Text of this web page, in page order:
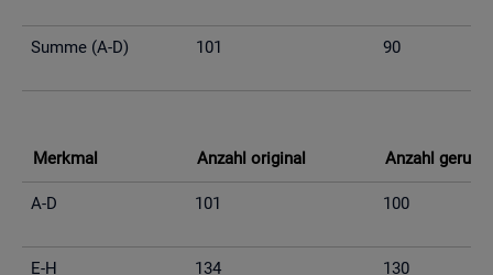
Summe (A-D) 101 90
Merk­mal An­zahl ori­gi­nal An­zahl
A-D 101 100
E-H 134 130